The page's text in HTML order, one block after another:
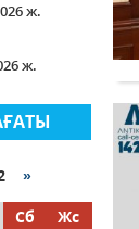
ж.
ж.
»
Сб
Жс